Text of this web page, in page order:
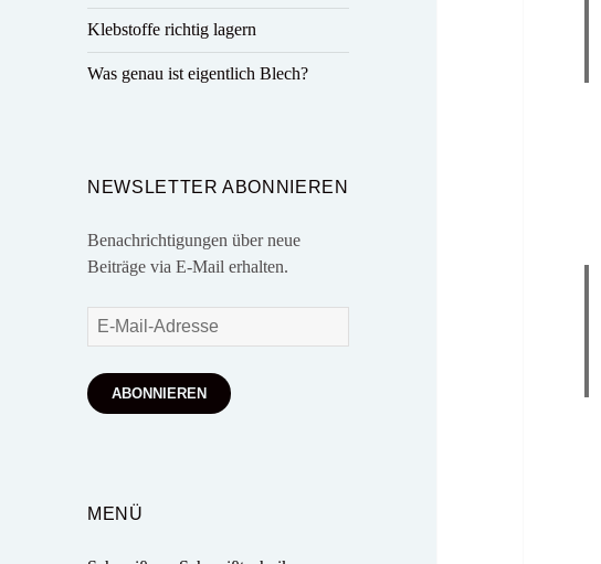
Klebstoffe richtig lagern
Was genau ist eigentlich Blech?
NEWSLETTER ABONNIEREN
Benachrichtigungen über neue
Beiträge via E-Mail erhalten.
E-
Mail-
Adresse
ABONNIEREN
MENÜ